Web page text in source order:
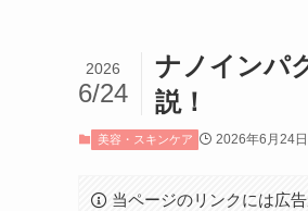
ナノインパ
説！
2026
6/24
美容・スキンケア 2026年6月24日
当ページのリンクには広